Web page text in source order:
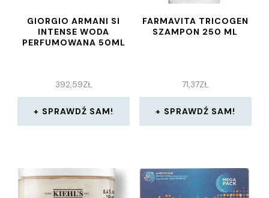
GIORGIO ARMANI SI
INTENSE WODA
PERFUMOWANA 50ML
392,59ZŁ
SPRAWDŹ SAM!
FARMAVITA TRICOGEN
SZAMPON 250 ML
71,37ZŁ
SPRAWDŹ SAM!